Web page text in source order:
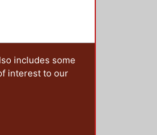
includes some
interest to our